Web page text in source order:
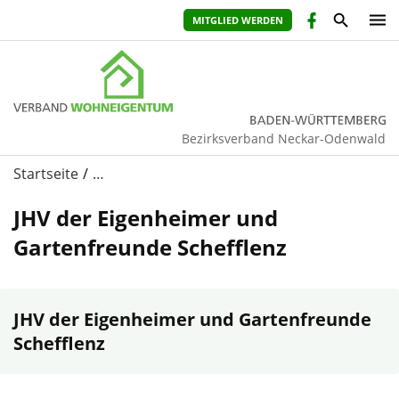
MITGLIED WERDEN
Bezirksverband Neckar-Odenwald
Startseite …
JHV der Eigenheimer und
Gartenfreunde Schefflenz
JHV der Eigenheimer und Gartenfreunde
Schefflenz